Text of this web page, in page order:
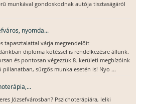
munkával gondoskodnak autója tisztaságáról
nyomda...
tapasztalattal várja megrendelőit
diploma kötéssel is rendelkezésre állunk.
és pontosan végezzük 8. kerületi megbízóink
pillanatban, sürgős munka esetén is! Nyo ...
Józsefvárosban? Pszichoterápiára, lelki